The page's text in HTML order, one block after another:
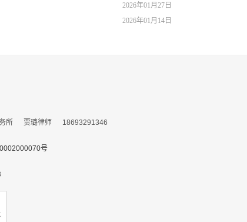
2026年01月27日
2026年01月14日
务所 贾璐律师 18693291346
号